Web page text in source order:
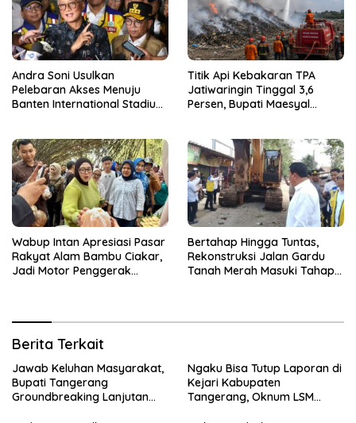
Andra Soni Usulkan
Pelebaran Akses Menuju
Banten International Stadium,
Titik Api Kebakaran TPA
Jatiwaringin Tinggal 3,6
Persen, Bupati Maesyal
Wabup Intan Apresiasi Pasar
Rakyat Alam Bambu Ciakar,
Jadi Motor Penggerak
Bertahap Hingga Tuntas,
Rekonstruksi Jalan Gardu
Tanah Merah Masuki Tahap
Berita Terkait
Jawab Keluhan Masyarakat,
Bupati Tangerang
Groundbreaking Lanjutan
Ngaku Bisa Tutup Laporan di
Kejari Kabupaten
Tangerang, Oknum LSM